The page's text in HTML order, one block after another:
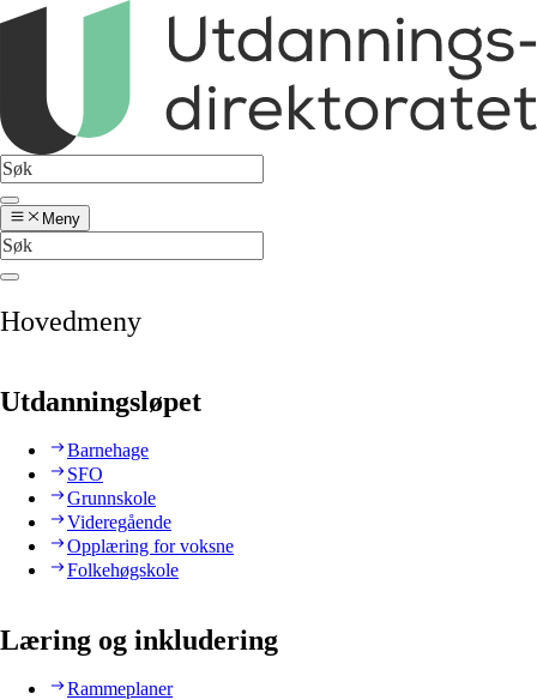
Meny
Hovedmeny
Utdanningsløpet
Barnehage
SFO
Grunnskole
Videregående
Opplæring for voksne
Folkehøgskole
Læring og inkludering
Rammeplaner